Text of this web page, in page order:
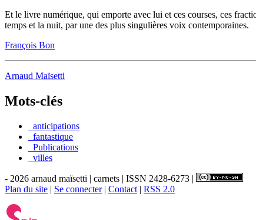
Et le livre numérique, qui emporte avec lui et ces courses, ces
temps et la nuit, par une des plus singulières voix contemporaines.
François Bon
Arnaud Maïsetti
Mots-clés
_anticipations
_fantastique
_Publications
_villes
- 2026 arnaud maïsetti | carnets | ISSN 2428-6273 |
Plan du site | Se connecter| Contact | RSS 2.0